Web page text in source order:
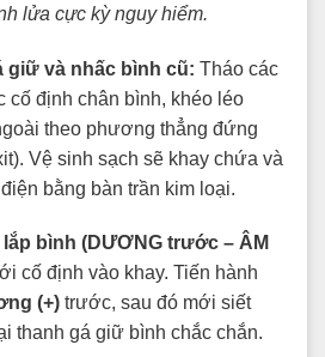
lửa cực kỳ nguy hiểm.
giữ và nhấc bình cũ: Tháo các
cố định chân bình, khéo léo
theo phương thẳng đứng
Vệ sinh sạch sẽ khay chứa và
bằng bàn trần kim loại.
bình (DƯƠNG trước – ÂM
cố định vào khay. Tiến hành
(+)trước, sau đó mới siết
thanh gá giữ bình chắc chắn.